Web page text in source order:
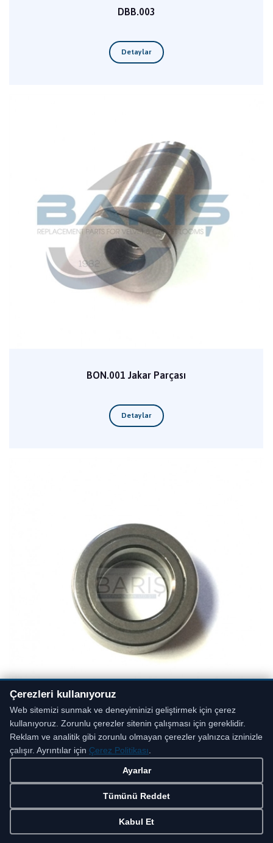
DBB.003
Detaylar
BON.001 Jakar Parçası
Detaylar
JAC.093 4909 Rulman Göbeği Parçası
Çerezleri kullanıyoruz
Web sitemizi sunmak ve deneyiminizi geliştirmek için çerez
kullanıyoruz. Zorunlu çerezler sitenin çalışması için gereklidir.
Reklam ve analitik gibi zorunlu olmayan çerezler yalnızca izninizle
çalışır. Ayrıntılar için Çerez Politikası.
Ayarlar
Tümünü Reddet
Kabul Et